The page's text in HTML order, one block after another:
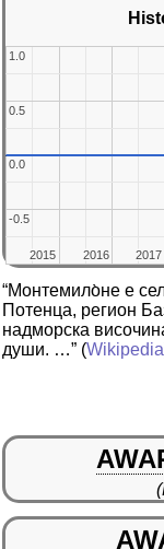
2015
2015 2016
2016 2017
2017
-0.5
-0.5
0.0
0.0
0.5
0.5
1.0
1.0
“Монтемило̀не е
Потенца, регион
надморска
души. …” (Wikipedia